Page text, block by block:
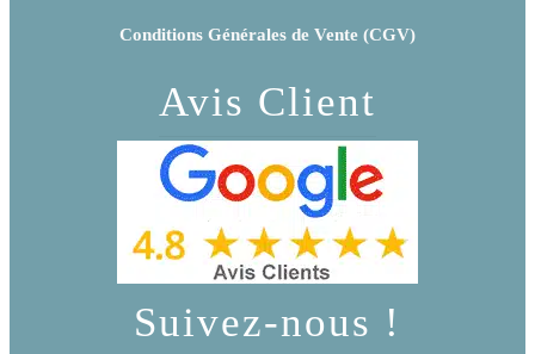
Conditions Générales de Vente (CGV)
Avis Client
Suivez-nous !